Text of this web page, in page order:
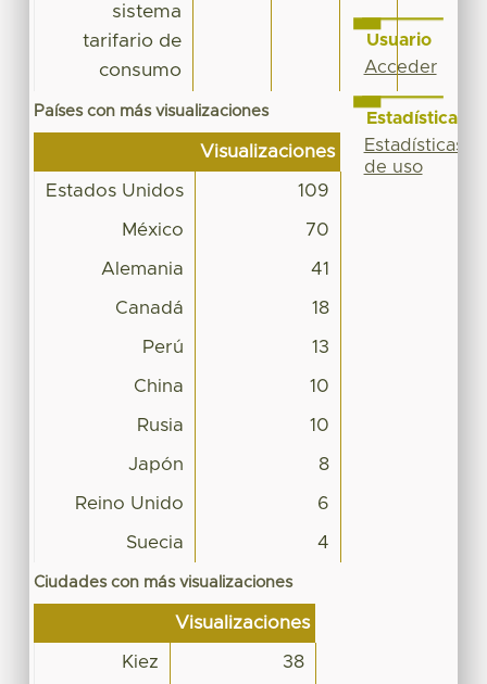
sistema
tarifario de
consumo
Países con más visualizaciones
Visualizaciones
Estados Unidos 109
México 70
Alemania 41
Canadá 18
Perú 13
China 10
Rusia 10
Japón 8
Reino Unido 6
Suecia 4
Ciudades con más visualizaciones
Visualizaciones
Kiez 38
Usuario
Acceder
Estadísticas
Estadísticas
de uso